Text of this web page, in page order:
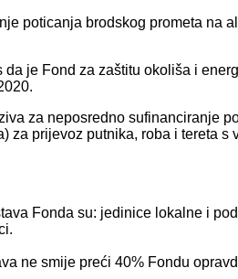
da je Fond za zaštitu okoliša i
za neposredno sufinanciranje
za prijevoz putnika, roba i tereta s
Fonda su: jedinice lokalne i
ne smije preći 40% Fondu